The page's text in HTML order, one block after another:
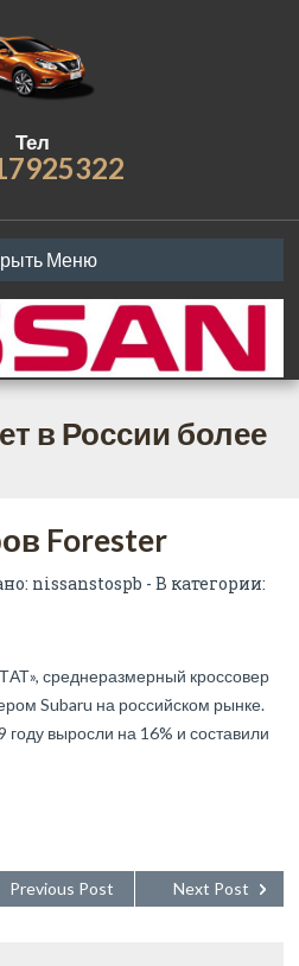
Тел
Меню
в России более
Forester
nissanstospb - В категории:
среднеразмерный кроссовер
Subaru на российском рынке.
выросли на 16% и составили
Next Post
Previous Post